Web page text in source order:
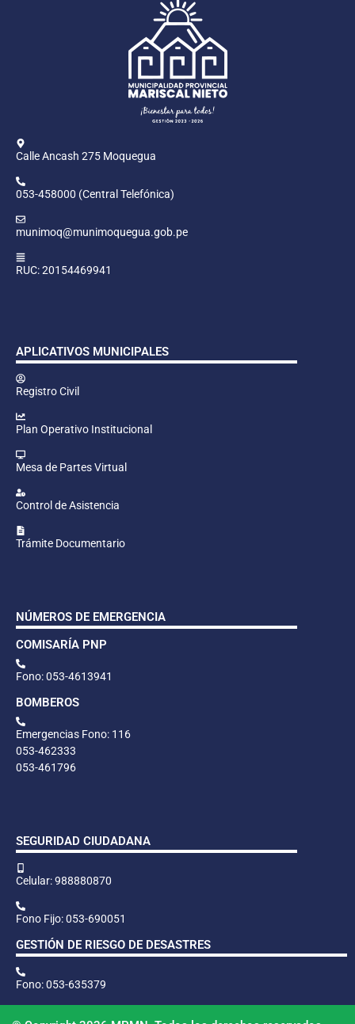
Calle Ancash 275 Moquegua
053-458000 (Central Telefónica)
munimoq@munimoquegua.gob.pe
RUC: 20154469941
APLICATIVOS MUNICIPALES
Registro Civil
Plan Operativo Institucional
Mesa de Partes Virtual
Control de Asistencia
Trámite Documentario
NÚMEROS DE EMERGENCIA
COMISARÍA PNP
Fono: 053-4613941
BOMBEROS
Emergencias Fono: 116
053-462333
053-461796
SEGURIDAD CIUDADANA
Celular: 988880870
Fono Fijo: 053-690051
GESTIÓN DE RIESGO DE DESASTRES
Fono: 053-635379